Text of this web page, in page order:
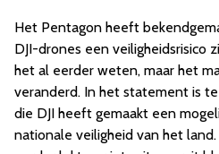
Het Pentagon heeft
DJI-drones een veiligheidsrisico
het al eerder weten, maar het
veranderd. In het statement is
die DJI heeft gemaakt een
nationale veiligheid van het